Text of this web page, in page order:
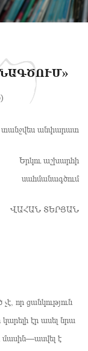
անփարատ
սահմանագծում
ՏԵՐՅԱՆ
որ ցանկություն
կարելի էր ասել նրա
է